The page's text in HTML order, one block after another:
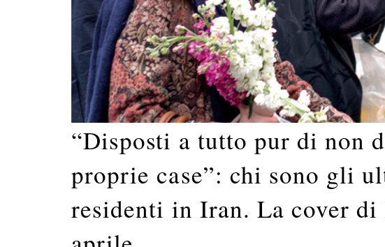
“Disposti a tutto pur di non
proprie case”: chi sono gli
residenti in Iran. La cover di